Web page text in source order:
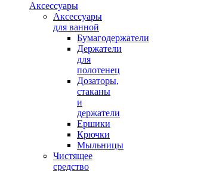
Аксессуары
Аксессуары
для ванной
Бумагодержатели
Держатели
для
полотенец
Дозаторы,
стаканы
и
держатели
Ершики
Крючки
Мыльницы
Чистящее
средство